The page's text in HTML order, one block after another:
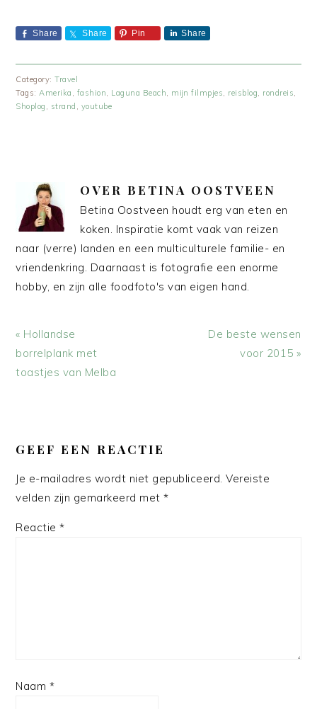
Share Share Pin Share
Category:Travel
Tags: Amerika fashion Laguna Beach mijn filmpjes reisblog rondreis
Shoplog
strand youtube
OVER BETINA OOSTVEEN
Betina Oostveen houdt erg van eten en
koken. Inspiratie komt vaak van reizen
naar (verre) landen en een multiculturele familie- en
vriendenkring. Daarnaast is fotografie een enorme
hobby, en zijn alle foodfoto's van eigen hand.
Vorig
bericht:
« Hollandse
borrelplank met
toastjes van Melba
Volgend
bericht:
De beste wensen
voor 2015 »
INTERACTIES
GEEF EEN REACTIE
Je e-mailadres wordt niet gepubliceerd. Vereiste
velden zijn gemarkeerd met*
Reactie*
Naam *